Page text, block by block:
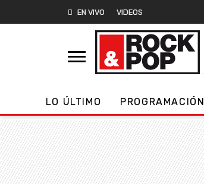
EN VIVO VIDEOS
LO ÚLTIMO PROGRAMACIÓN